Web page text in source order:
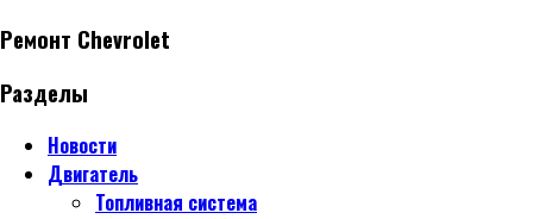
Ремонт Chevrolet
Разделы
Новости
Двигатель
Топливная система